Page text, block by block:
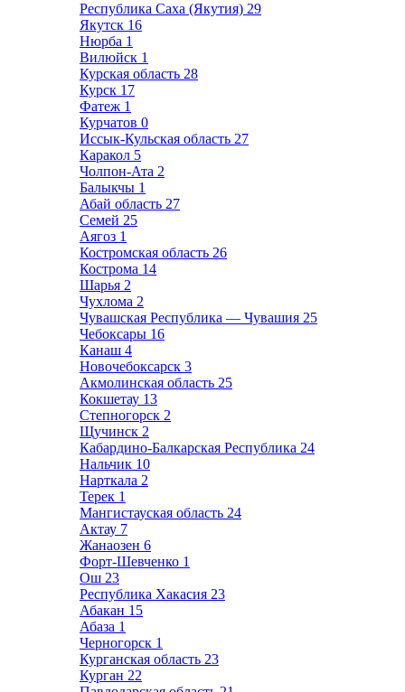
Республика Саха (Якутия) 29
Якутск 16
Нюрба 1
Вилюйск 1
Курская область 28
Курск 17
Фатеж 1
Курчатов 0
Иссык-Кульская область 27
Каракол 5
Чолпон-Ата 2
Балыкчы 1
Абай область 27
Семей 25
Аягоз 1
Костромская область 26
Кострома 14
Шарья 2
Чухлома 2
Чувашская Республика — Чувашия 25
Чебоксары 16
Канаш 4
Новочебоксарск 3
Акмолинская область 25
Кокшетау 13
Степногорск 2
Щучинск 2
Кабардино-Балкарская Республика 24
Нальчик 10
Нарткала 2
Терек 1
Мангистауская область 24
Актау 7
Жанаозен 6
Форт-Шевченко 1
Ош 23
Республика Хакасия 23
Абакан 15
Абаза 1
Черногорск 1
Курганская область 23
Курган 22